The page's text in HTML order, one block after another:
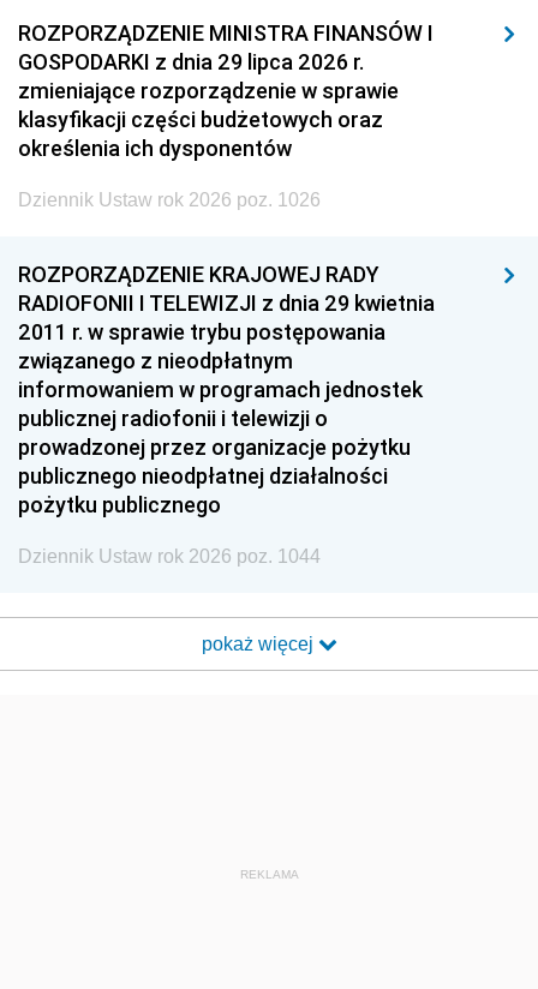
ROZPORZĄDZENIE MINISTRA FINANSÓW I
GOSPODARKI z dnia 29 lipca 2026 r.
zmieniające rozporządzenie w sprawie
klasyfikacji części budżetowych oraz
określenia ich dysponentów
Dziennik Ustaw rok 2026 poz. 1026
ROZPORZĄDZENIE KRAJOWEJ RADY
RADIOFONII I TELEWIZJI z dnia 29 kwietnia
2011 r. w sprawie trybu postępowania
związanego z nieodpłatnym
informowaniem w programach jednostek
publicznej radiofonii i telewizji o
prowadzonej przez organizacje pożytku
publicznego nieodpłatnej działalności
pożytku publicznego
Dziennik Ustaw rok 2026 poz. 1044
pokaż więcej
REKLAMA